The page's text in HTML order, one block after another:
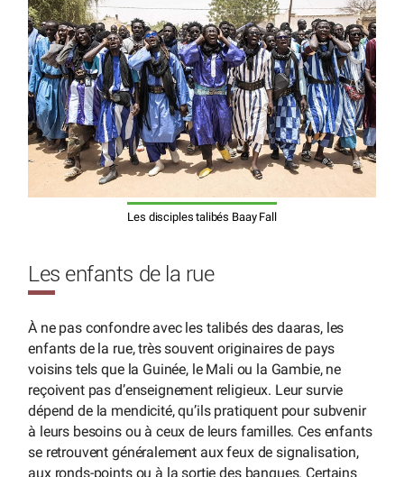
Les disciples talibés Baay Fall
Les enfants de la rue
À ne pas confondre avec les talibés des daaras, les
enfants de la rue, très souvent originaires de pays
voisins tels que la Guinée, le Mali ou la Gambie, ne
reçoivent pas d’enseignement religieux. Leur survie
dépend de la mendicité, qu’ils pratiquent pour subvenir
à leurs besoins ou à ceux de leurs familles. Ces enfants
se retrouvent généralement aux feux de signalisation,
aux ronds-points ou à la sortie des banques. Certains